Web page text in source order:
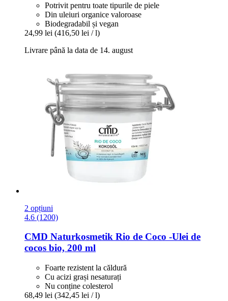
Potrivit pentru toate tipurile de piele
Din uleiuri organice valoroase
Biodegradabil și vegan
24,99 lei (416,50 lei / l)
Livrare până la data de 14. august
2 opțiuni
4.6 (1200)
CMD Naturkosmetik Rio de Coco -​Ulei de
cocos bio, 200 ml
Foarte rezistent la căldură
Cu acizi grași nesaturați
Nu conține colesterol
68,49 lei (342,45 lei / l)